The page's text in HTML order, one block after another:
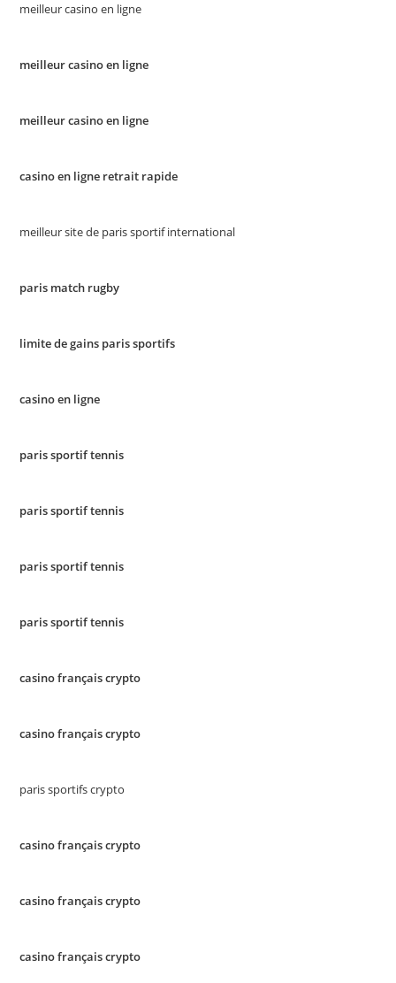
meilleur casino en ligne
meilleur casino en ligne
meilleur casino en ligne
casino en ligne retrait rapide
meilleur site de paris sportif international
paris match rugby
limite de gains paris sportifs
casino en ligne
paris sportif tennis
paris sportif tennis
paris sportif tennis
paris sportif tennis
casino français crypto
casino français crypto
paris sportifs crypto
casino français crypto
casino français crypto
casino français crypto